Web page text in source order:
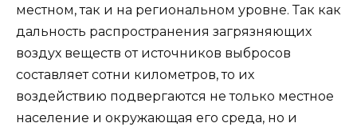
местном, так и на региональном уровне. Так как
дальность распространения загрязняющих
воздух веществ от источников выбросов
составляет сотни километров, то их
воздействию подвергаются не только местное
население и окружающая его среда, но и